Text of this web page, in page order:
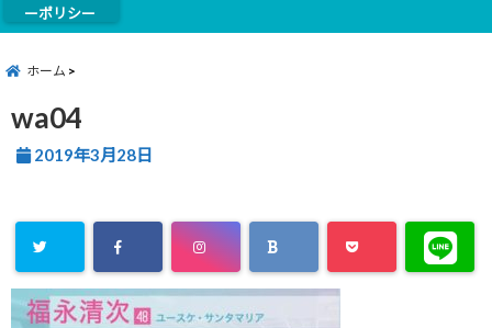
ーポリシー
ホーム
wa04
2019年3月28日